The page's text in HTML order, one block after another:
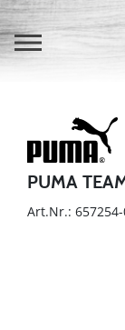
PUMA
Art.Nr.: 657254-